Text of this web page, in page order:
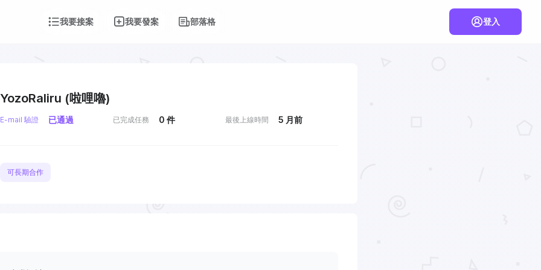
我要接案 我要發案 部落格 登入
YozoRaliru (啦哩嚕)
E-mail 驗證 已通過 已完成任務 0 件 最後上線時間 5 月前
可長期合作